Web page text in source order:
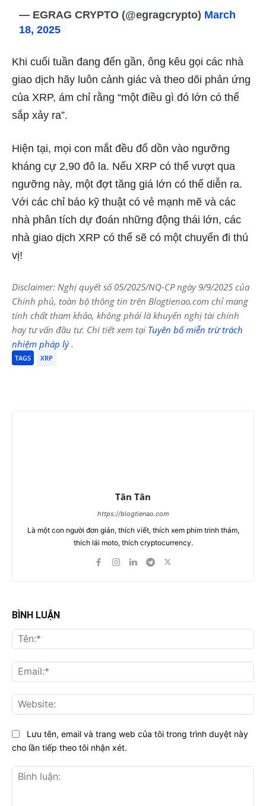
— EGRAG CRYPTO (@egragcrypto) March
18, 2025
Khi cuối tuần đang đến gần, ông kêu gọi các nhà
giao dịch hãy luôn cảnh giác và theo dõi phản ứng
của XRP, ám chỉ rằng “một điều gì đó lớn có thể
sắp xảy ra”.
Hiện tại, mọi con mắt đều đổ dồn vào ngưỡng
kháng cự 2,90 đô la. Nếu XRP có thể vượt qua
ngưỡng này, một đợt tăng giá lớn có thể diễn ra.
Với các chỉ báo kỹ thuật có vẻ mạnh mẽ và các
nhà phân tích dự đoán những động thái lớn, các
nhà giao dịch XRP có thể sẽ có một chuyến đi thú
vị!
Disclaimer: Nghị quyết số 05/2025/NQ-CP ngày 9/9/2025 của
Chính phủ, toàn bộ thông tin trên Blogtienao.com chỉ mang
tính chất tham khảo, không phải là khuyến nghị tài chính
hay tư vấn đầu tư. Chi tiết xem tại Tuyên bố miễn trừ trách
nhiệm pháp lý.
TAGS XRP
Tân Tân
https://blogtienao.com
Là một con người đơn giản, thích viết, thích xem phim trinh thám,
thích lái moto, thích cryptocurrency.
BÌNH LUẬN
Lưu tên, email và trang web của tôi trong trình duyệt này
cho lần tiếp theo tôi nhận xét.